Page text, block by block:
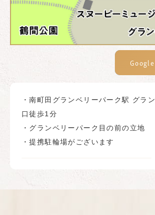
・南町田グランベリーパーク駅 グラ
口徒歩1分
・グランベリーパーク目の前の立地
・提携駐輪場がございます